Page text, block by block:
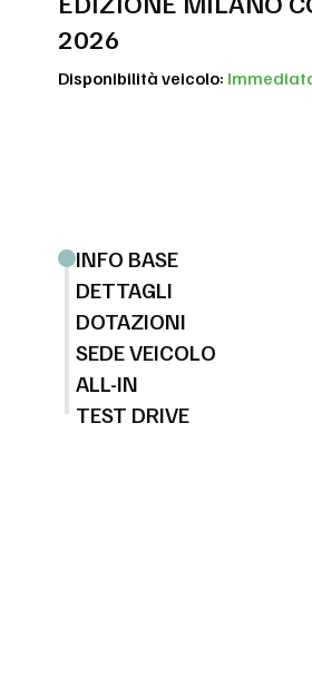
2026
Disponibilità veicolo:
INFO BASE
DETTAGLI
DOTAZIONI
SEDE VEICOLO
ALL-IN
TEST DRIVE